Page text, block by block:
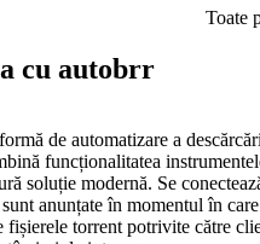
Toate
cu autobrr
de automatizare a
funcționalitatea
soluție modernă. Se
anunțate în momentul în
fișierele torrent potrivite către